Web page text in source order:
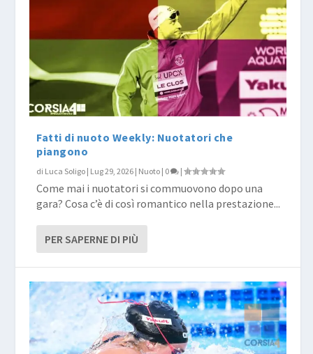
Fatti di nuoto Weekly: Nuotatori che
piangono
di Luca Soligo | Lug 29, 2026 | Nuoto | 0 |
Come mai i nuotatori si commuovono dopo una
gara? Cosa c’è di così romantico nella prestazione...
PER SAPERNE DI PIÙ